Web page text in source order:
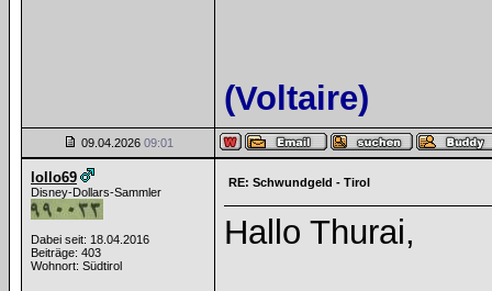
(Voltaire)
09.04.2026 09:01
lollo69
Disney-Dollars-Sammler
Dabei seit: 18.04.2016
Beiträge: 403
Wohnort: Südtirol
RE: Schwundgeld - Tirol
Hallo Thurai,